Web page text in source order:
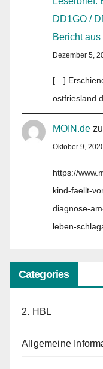
DD1GO /
Bericht
Dezember 5,
[…]
MOIN.de zu
Oktober 9,
https://
kind-faellt-
diagnose-
leben-
Categories
2. HBL
Allgemeine